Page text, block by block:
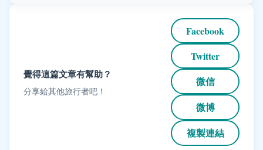
覺得這篇文章有幫助？
分享給其他旅行者吧！
Facebook
Twitter
微信
微博
複製連結